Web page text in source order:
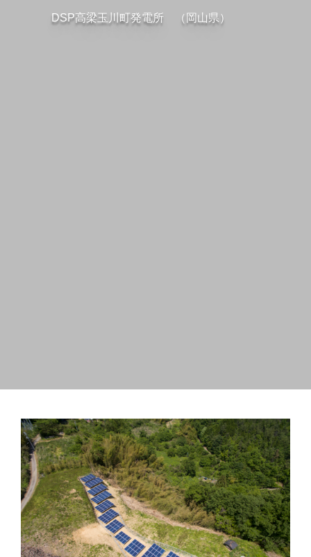
DSP高梁玉川町発電所 （岡山県）